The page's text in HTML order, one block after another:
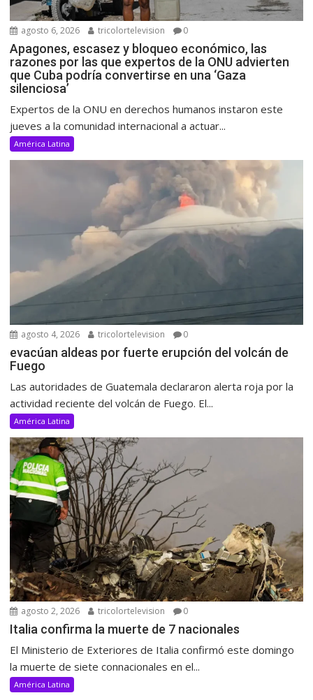
agosto 6, 2026 tricolortelevision 0
Apagones, escasez y bloqueo económico, las
razones por las que expertos de la ONU advierten
que Cuba podría convertirse en una ‘Gaza
silenciosa’
Expertos de la ONU en derechos humanos instaron este
jueves a la comunidad internacional a actuar...
América Latina
agosto 4, 2026 tricolortelevision 0
evacúan aldeas por fuerte erupción del volcán de
Fuego
Las autoridades de Guatemala declararon alerta roja por la
actividad reciente del volcán de Fuego. El...
América Latina
agosto 2, 2026 tricolortelevision 0
Italia confirma la muerte de 7 nacionales
El Ministerio de Exteriores de Italia confirmó este domingo
la muerte de siete connacionales en el...
América Latina